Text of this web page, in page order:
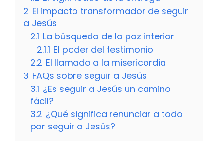
2 El impacto transformador de seguir
a Jesús
2.1 La búsqueda de la paz interior
2.1.1 El poder del testimonio
2.2 El llamado a la misericordia
3 FAQs sobre seguir a Jesús
3.1 ¿Es seguir a Jesús un camino
fácil?
3.2 ¿Qué significa renunciar a todo
por seguir a Jesús?